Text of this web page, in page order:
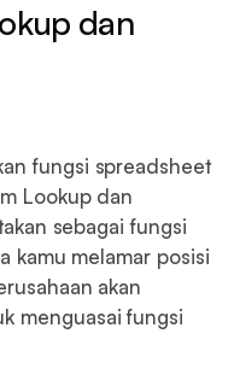
dan
fungsi spreadsheet
Lookup dan
sebagai fungsi
kamu melamar posisi
akan
menguasai fungsi